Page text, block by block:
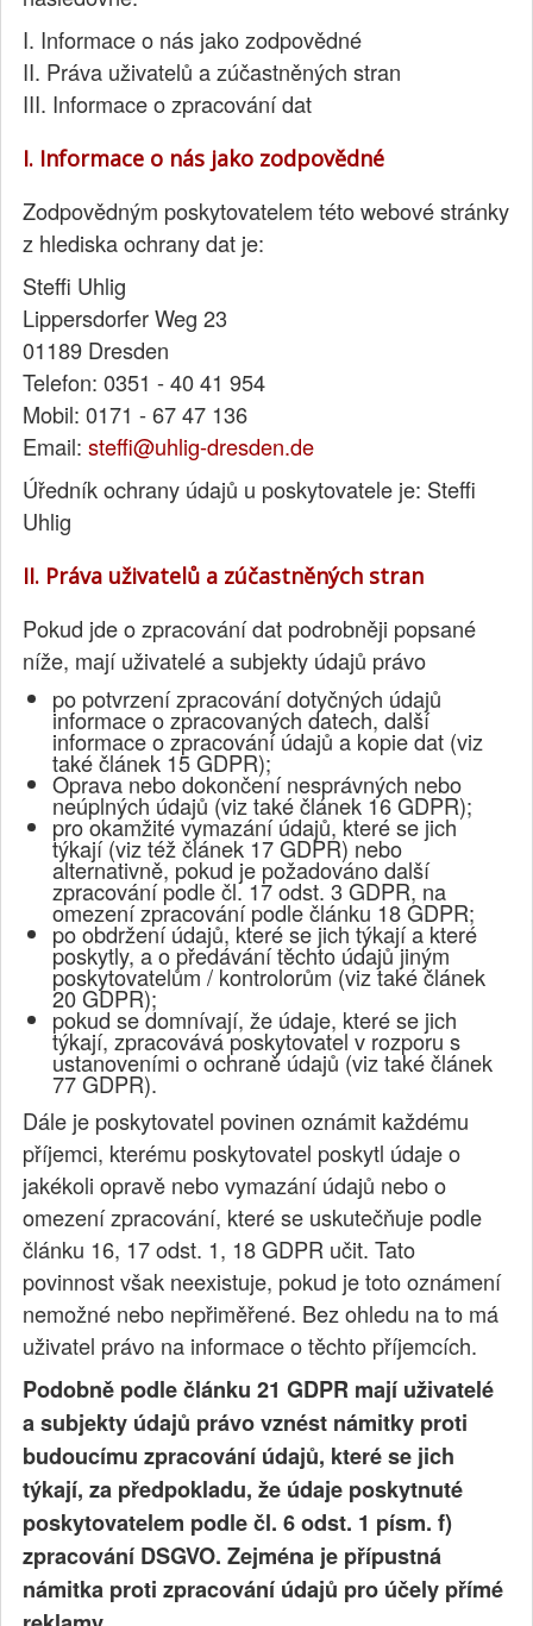
I. Informace o nás jako zodpovědné
II. Práva uživatelů a zúčastněných stran
III. Informace o zpracování dat
I. Informace o nás jako zodpovědné
Zodpovědným poskytovatelem této webové stránky
z hlediska ochrany dat je:
Steffi Uhlig
Lippersdorfer Weg 23
01189 Dresden
Telefon: 0351 - 40 41 954
Mobil: 0171 - 67 47 136
Email:steffi@uhlig-dresden.de
Úředník ochrany údajů u poskytovatele je: Steffi
Uhlig
II. Práva uživatelů a zúčastněných stran
Pokud jde o zpracování dat podrobněji popsané
níže, mají uživatelé a subjekty údajů právo
po potvrzení zpracování dotyčných údajů
informace o zpracovaných datech, další
informace o zpracování údajů a kopie dat (viz
také článek 15 GDPR);
Oprava nebo dokončení nesprávných nebo
neúplných údajů (viz také článek 16 GDPR);
pro okamžité vymazání údajů, které se jich
týkají (viz též článek 17 GDPR) nebo
alternativně, pokud je požadováno další
zpracování podle čl. 17 odst. 3 GDPR, na
omezení zpracování podle článku 18 GDPR;
po obdržení údajů, které se jich týkají a které
poskytly, a o předávání těchto údajů jiným
poskytovatelům / kontrolorům (viz také článek
20 GDPR);
pokud se domnívají, že údaje, které se jich
týkají, zpracovává poskytovatel v rozporu s
ustanoveními o ochraně údajů (viz také článek
77 GDPR).
Dále je poskytovatel povinen oznámit každému
příjemci, kterému poskytovatel poskytl údaje o
jakékoli opravě nebo vymazání údajů nebo o
omezení zpracování, které se uskutečňuje podle
článku 16, 17 odst. 1, 18 GDPR učit. Tato
povinnost však neexistuje, pokud je toto oznámení
nemožné nebo nepřiměřené. Bez ohledu na to má
uživatel právo na informace o těchto příjemcích.
Podobně podle článku 21 GDPR mají uživatelé
a subjekty údajů právo vznést námitky proti
budoucímu zpracování údajů, které se jich
týkají, za předpokladu, že údaje poskytnuté
poskytovatelem podle čl. 6 odst. 1 písm. f)
zpracování DSGVO. Zejména je přípustná
námitka proti zpracování údajů pro účely přímé